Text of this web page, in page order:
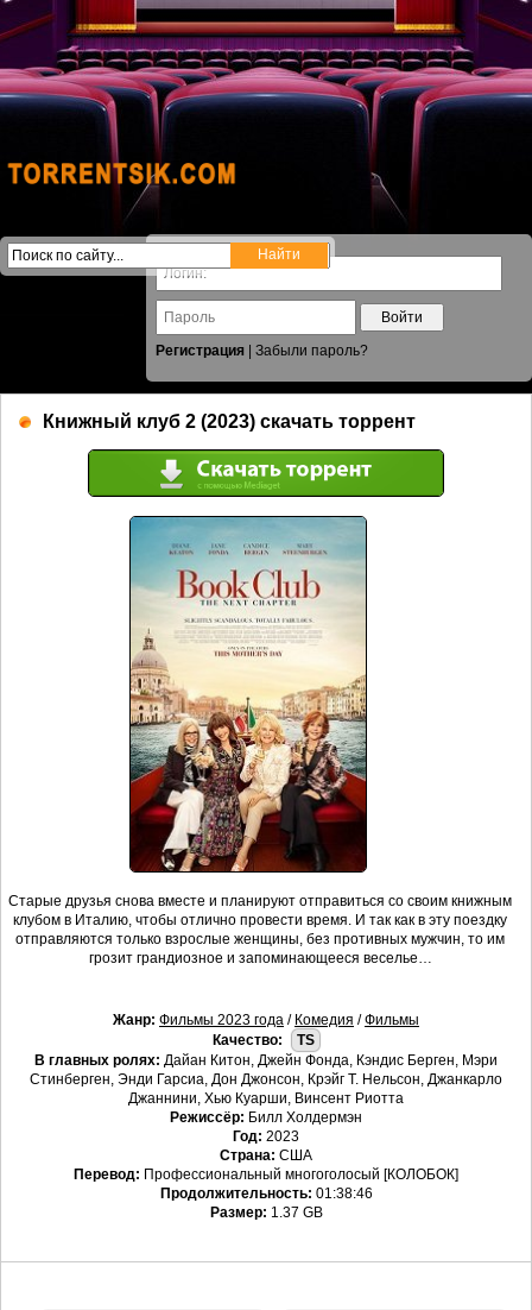
Войти
Регистрация
Забыли пароль?
Книжный клуб 2 (2023) скачать торрент
Старые друзья снова вместе и планируют отправиться со своим книжным
клубом в Италию, чтобы отлично провести время. И так как в эту поездку
отправляются только взрослые женщины, без противных мужчин, то им
грозит грандиозное и запоминающееся веселье…
Жанр: Фильмы 2023 года / Комедия /Фильмы
Качество:
TS
В главных ролях: Дайан Китон, Джейн Фонда, Кэндис Берген, Мэри
Стинберген, Энди Гарсиа, Дон Джонсон, Крэйг Т. Нельсон, Джанкарло
Джаннини, Хью Куарши, Винсент Риотта
Режиссёр: Билл Холдермэн
Год: 2023
Страна: США
Перевод: Профессиональный многоголосый [КОЛОБОК]
Продолжительность: 01:38:46
Размер: 1.37 GB